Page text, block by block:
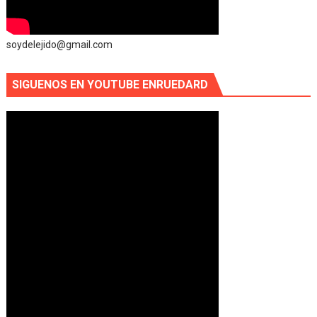
soydelejido@gmail.com
SIGUENOS EN YOUTUBE ENRUEDARD